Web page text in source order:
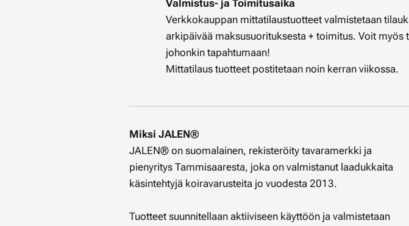
Valmistus- ja Toimitusaika
Verkkokauppan mittatilaustuotteet valmistetaan
arkipäivää maksusuorituksesta + toimitus. Voit
johonkin tapahtumaan!
Mittatilaus tuotteet postitetaan noin kerran viikossa.
Miksi JALEN®
JALEN® on suomalainen, rekisteröity tavaramerkki ja
pienyritys Tammisaaresta, joka on valmistanut laadukkaita
käsintehtyjä koiravarusteita jo vuodesta 2013.
Tuotteet suunnitellaan aktiiviseen käyttöön ja valmistetaan